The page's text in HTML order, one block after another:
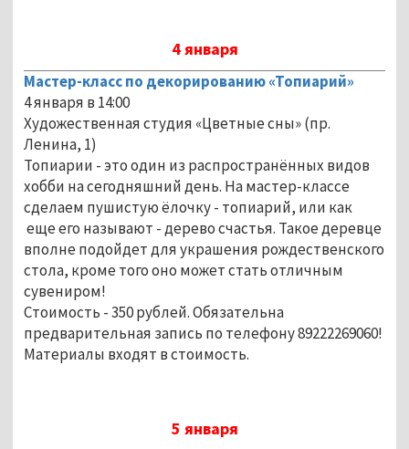
4 января
Мастер-класс по декорированию «Топиарий»
4 января в 14:00
Художественная студия «Цветные сны» (пр.
Ленина, 1)
Топиарии - это один из распространённых видов
хобби на сегодняшний день. На мастер-классе
сделаем пушистую ёлочку - топиарий, или как
еще его называют - дерево счастья. Такое деревце
вполне подойдет для украшения рождественского
стола, кроме того оно может стать отличным
сувениром!
Стоимость - 350 рублей. Обязательна
предварительная запись по телефону 89222269060!
Материалы входят в стоимость.
5 января